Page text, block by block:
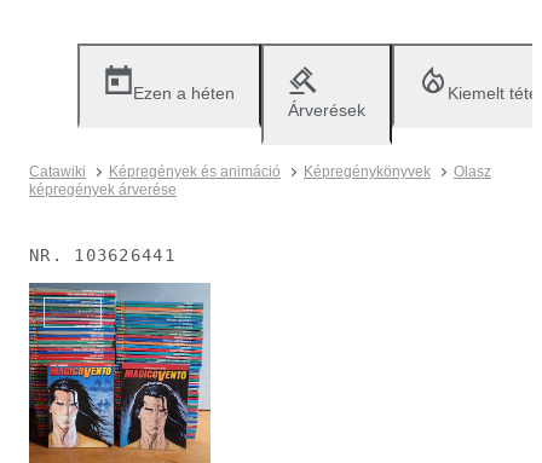
Ezen a héten
Árverések
Kiemelt
Catawiki Képregények és animáció Képregénykönyvek
Olasz
képregények árverése
NR. 103626441
Eladva